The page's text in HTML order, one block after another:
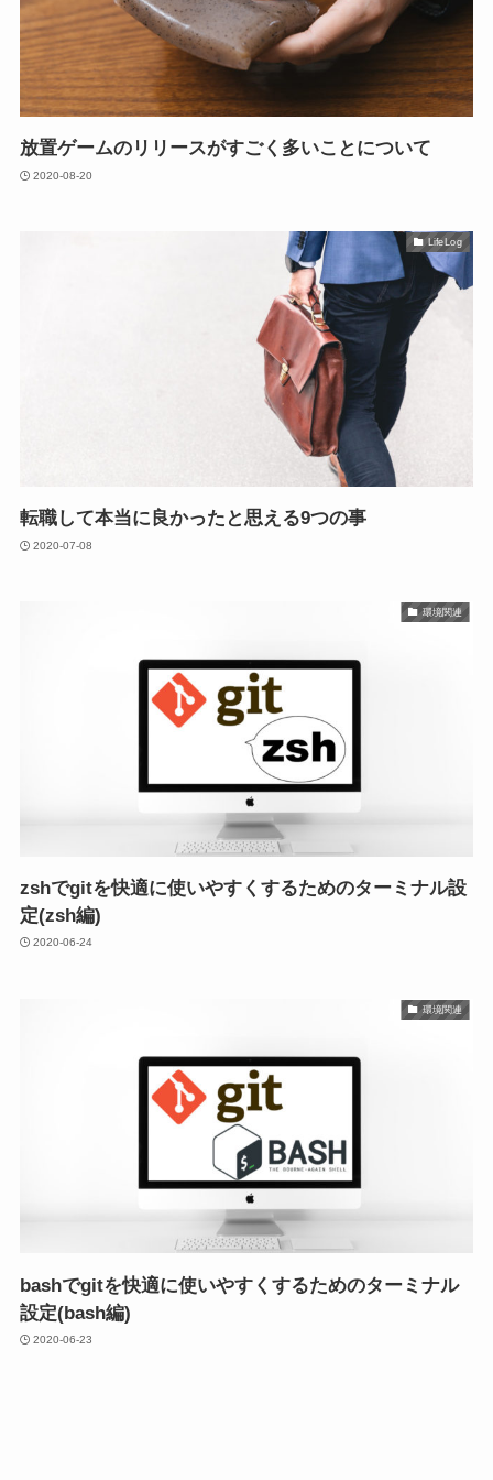
放置ゲームのリリースがすごく多いことについて
2020-08-20
LifeLog
転職して本当に良かったと思える9つの事
2020-07-08
環境関連
zshでgitを快適に使いやすくするためのターミナル設
定(zsh編)
2020-06-24
環境関連
bashでgitを快適に使いやすくするためのターミナル
設定(bash編)
2020-06-23